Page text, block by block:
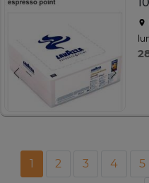
1 2 3 4 5